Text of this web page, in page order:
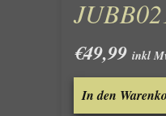
€49,99 inkl
In den